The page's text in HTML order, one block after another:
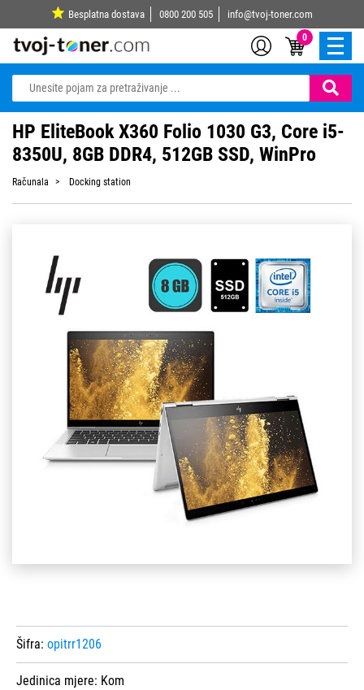
Besplatna dostava 0800 200 505 info@tvoj-toner.com
0
HP EliteBook X360 Folio 1030 G3, Core i5-
8350U, 8GB DDR4, 512GB SSD, WinPro
Računala Docking station
Šifra: opitrr1206
Jedinica mjere: Kom